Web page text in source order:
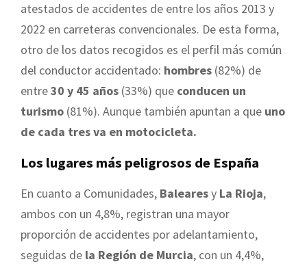
atestados de accidentes de entre los años 2013 y
2022 en carreteras convencionales. De esta forma,
otro de los datos recogidos es el perfil más común
del conductor accidentado: hombres (82%) de
entre30 y 45 años (33%) que conducen un
turismo (81%). Aunque también apuntan a que uno
de cada tres va en motocicleta.
Los lugares más peligrosos de España
En cuanto a Comunidades, Balearesy La Rioja,
ambos con un 4,8%, registran una mayor
proporción de accidentes por adelantamiento,
seguidas de la Región de Murcia, con un 4,4%,